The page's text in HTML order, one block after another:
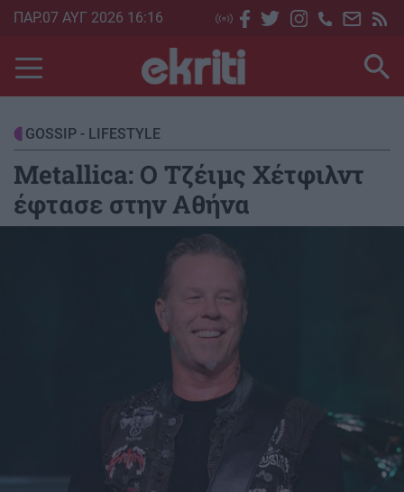
Skip
main
content
ΠΑΡ.07 ΑΥΓ 2026 16:16
GOSSIP - LIFESTYLE
Metallica: Ο Τζέιμς Χέτφιλντ
έφτασε στην Αθήνα